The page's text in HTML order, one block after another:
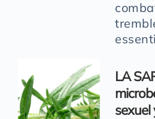
LA
sexuel